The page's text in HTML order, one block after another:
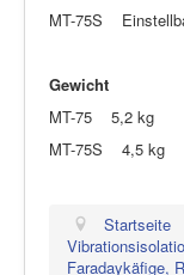
MT-75S
Gewicht
MT-75 5,2 kg
MT-75S 4,5 kg
Startseite
Faradaykäfige,